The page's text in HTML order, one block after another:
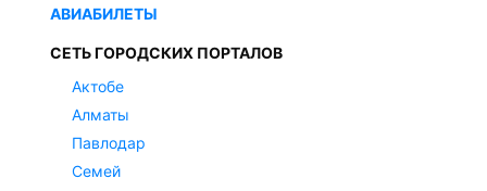
АВИАБИЛЕТЫ
СЕТЬ ГОРОДСКИХ ПОРТАЛОВ
Актобе
Алматы
Павлодар
Семей